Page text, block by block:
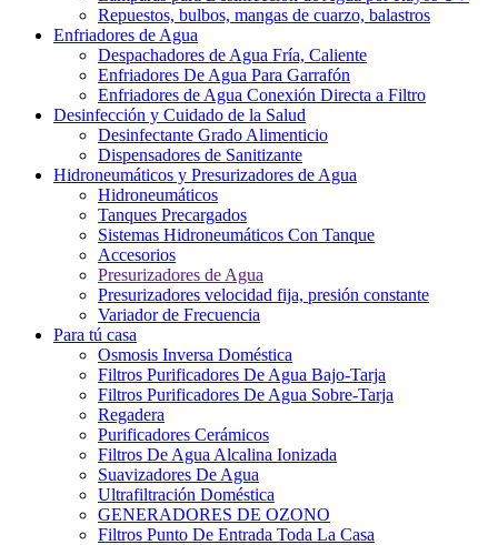
Repuestos, bulbos, mangas de cuarzo, balastros
Enfriadores de Agua
Despachadores de Agua Fría, Caliente
Enfriadores De Agua Para Garrafón
Enfriadores de Agua Conexión Directa a Filtro
Desinfección y Cuidado de la Salud
Desinfectante Grado Alimenticio
Dispensadores de Sanitizante
Hidroneumáticos y Presurizadores de Agua
Hidroneumáticos
Tanques Precargados
Sistemas Hidroneumáticos Con Tanque
Accesorios
Presurizadores de Agua
Presurizadores velocidad fija, presión constante
Variador de Frecuencia
Para tú casa
Osmosis Inversa Doméstica
Filtros Purificadores De Agua Bajo-Tarja
Filtros Purificadores De Agua Sobre-Tarja
Regadera
Purificadores Cerámicos
Filtros De Agua Alcalina Ionizada
Suavizadores De Agua
Ultrafiltración Doméstica
GENERADORES DE OZONO
Filtros Punto De Entrada Toda La Casa